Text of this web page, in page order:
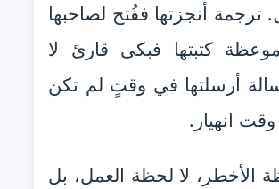
ترجمة أنجزتها ففُتح لصاحبها
كتبتها فبكى قارئ لا
أرسلتها في وقتٍ لم تكن
انهيار.
الأخطر، لا لحظة العمل، بل